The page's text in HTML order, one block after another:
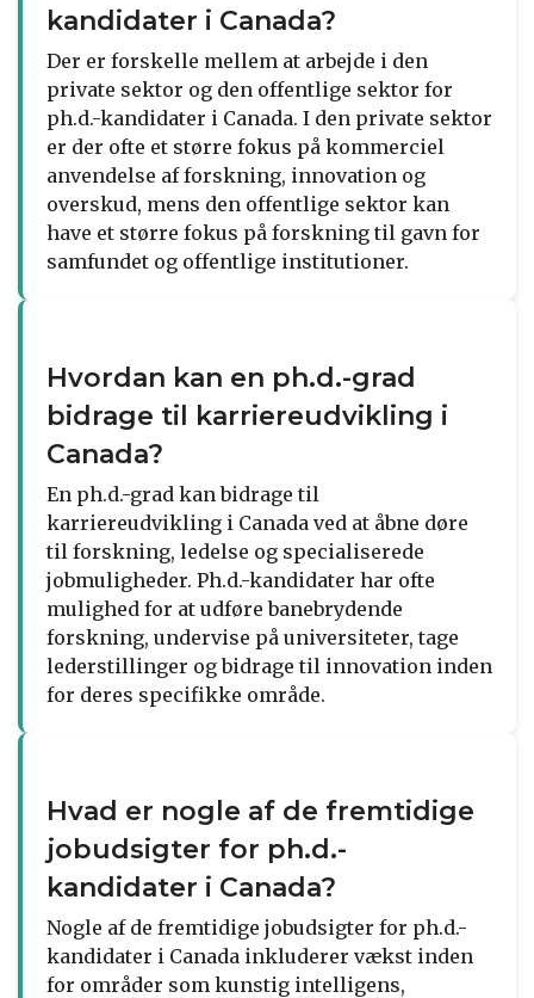
kandidater i Canada?
Der er forskelle mellem at arbejde i den
private sektor og den offentlige sektor for
ph.d.-kandidater i Canada. I den private sektor
er der ofte et større fokus på kommerciel
anvendelse af forskning, innovation og
overskud, mens den offentlige sektor kan
have et større fokus på forskning til gavn for
samfundet og offentlige institutioner.
Hvordan kan en ph.d.-grad
bidrage til karriereudvikling i
Canada?
En ph.d.-grad kan bidrage til
karriereudvikling i Canada ved at åbne døre
til forskning, ledelse og specialiserede
jobmuligheder. Ph.d.-kandidater har ofte
mulighed for at udføre banebrydende
forskning, undervise på universiteter, tage
lederstillinger og bidrage til innovation inden
for deres specifikke område.
Hvad er nogle af de fremtidige
jobudsigter for ph.d.-
kandidater i Canada?
Nogle af de fremtidige jobudsigter for ph.d.-
kandidater i Canada inkluderer vækst inden
for områder som kunstig intelligens,